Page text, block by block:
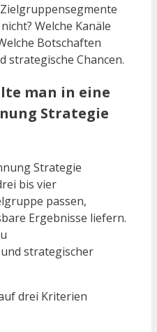
Welche Kanäle
Botschaften
strategische Chancen.
man in eine
Strategie
Strategie
bis vier
passen,
Ergebnisse liefern.
strategischer
drei Kriterien